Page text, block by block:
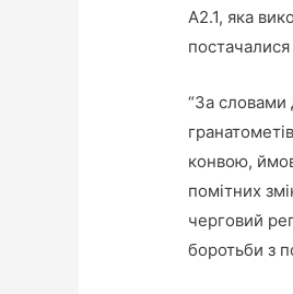
A2.1, яка
“За словами
конвою,
помітних
черговий
боротьби з